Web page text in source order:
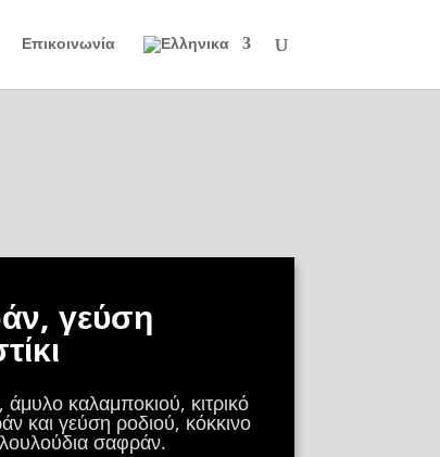
Επικοινωνία
γεύση
καλαμποκιού, κιτρικό
και γεύση ροδιού, κόκκινο
σαφράν.